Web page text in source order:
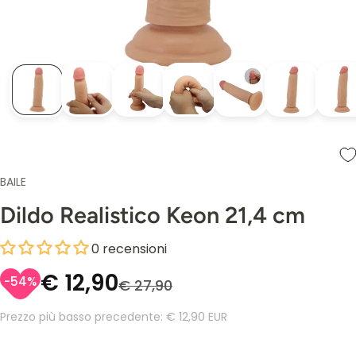
BAILE
Dildo Realistico Keon 21,4 cm
0 recensioni
-54% € 12,90€ 27,90
Prezzo più basso precedente: € 12,90 EUR